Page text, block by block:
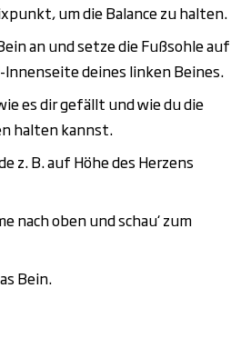
um die Balance zu halten.
an und setze die Fußsohle auf
Innenseite deines linken Beines.
es dir gefällt und wie du die
halten kannst.
z. B. auf Höhe des Herzens
nach oben und schau‘ zum
Bein.